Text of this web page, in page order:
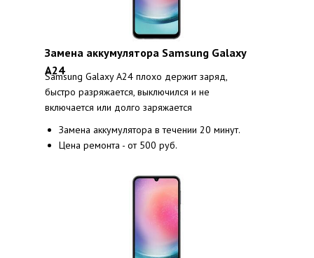
Samsung Galaxy A24 плохо держит заряд,
быстро разряжается, выключился и не
включается или долго заряжается
Замена аккумулятора в течении 20 минут.
Цена ремонта - от 500 руб.
Замена аккумулятора Samsung Galaxy
A24